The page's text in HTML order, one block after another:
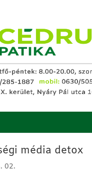
média detox
02.